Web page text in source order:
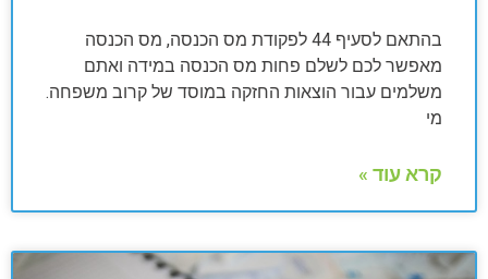
בהתאם לסעיף 44 לפקודת מס הכנסה, מס הכנסה
מאפשר לכם לשלם פחות מס הכנסה במידה ואתם
משלמים עבור הוצאות החזקה במוסד של קרוב משפחה.
מי
קרא עוד »